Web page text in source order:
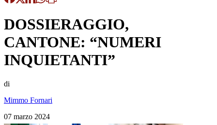
DOSSIERAGGIO,
CANTONE: “NUMERI
INQUIETANTI”
di
Mimmo Fornari
07 marzo 2024